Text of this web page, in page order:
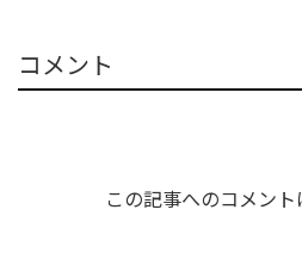
コメント
この記事へのコメント